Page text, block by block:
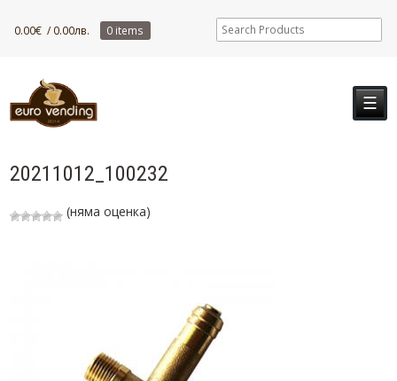
0.00€ / 0.00лв. 0 items
☰
20211012_100232
(няма оценка)